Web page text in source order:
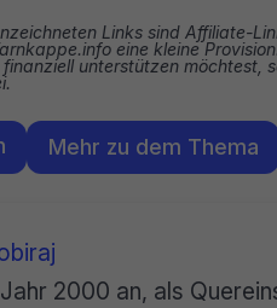
Links sind Affiliate-
eine kleine
unterstützen möchtest,
Mehr zu dem Thema
2000 an, als